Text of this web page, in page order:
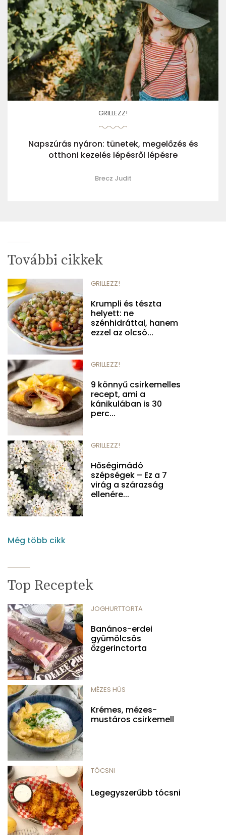
GRILLEZZ!
Napszúrás nyáron: tünetek, megelőzés és
otthoni kezelés lépésről lépésre
Brecz Judit
További cikkek
GRILLEZZ!
Krumpli és tészta
helyett: ne
szénhidráttal, hanem
ezzel az olcsó...
GRILLEZZ!
9 könnyű csirkemelles
recept, ami a
kánikulában is 30
perc...
GRILLEZZ!
Hőségimádó
szépségek – Ez a 7
virág a szárazság
ellenére...
Még több cikk
Top Receptek
JOGHURTTORTA
Banános-erdei
gyümölcsös
őzgerinctorta
MÉZES HÚS
Krémes, mézes-
mustáros csirkemell
TÓCSNI
Legegyszerűbb tócsni